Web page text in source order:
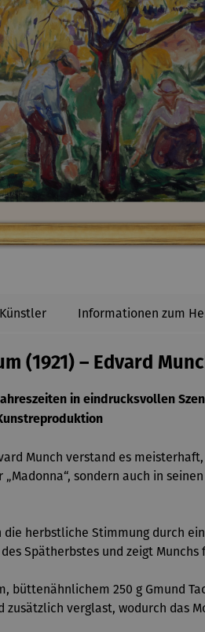
Informationen zum
(1921) – Edvard
in eindrucksvollen
Munch verstand es
„Madonna“, sondern auch in
die herbstliche Stimmung durch
Spätherbstes und zeigt
büttenähnlichem 250 g Gmund
zusätzlich verglast, wodurch das